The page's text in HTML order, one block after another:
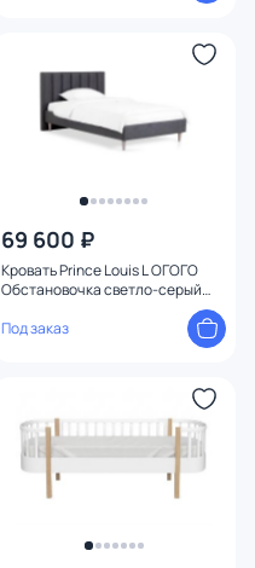
69 600 ₽
Кровать Prince Louis L ОГОГО
Обстановочка светло-серый
Под заказ